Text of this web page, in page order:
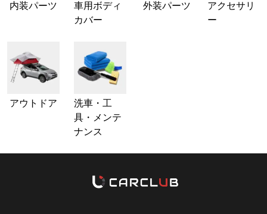
内装パーツ
車用ボディ
カバー
外装パーツ
アクセサリ
ー
アウトドア
洗車・工
具・メンテ
ナンス